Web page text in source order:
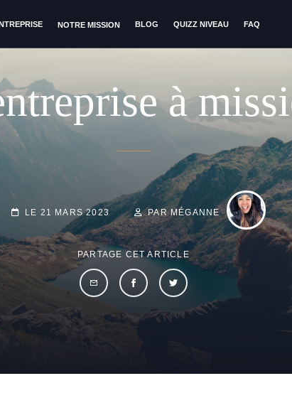
NOTRE MISSION BLOG QUIZZ NIVEAU FAQ
à
POSTED-
LE 21 MARS 2023
BY
LINE
BYLINE
PAR MÉGANNE
PARTAGE CET ARTICLE